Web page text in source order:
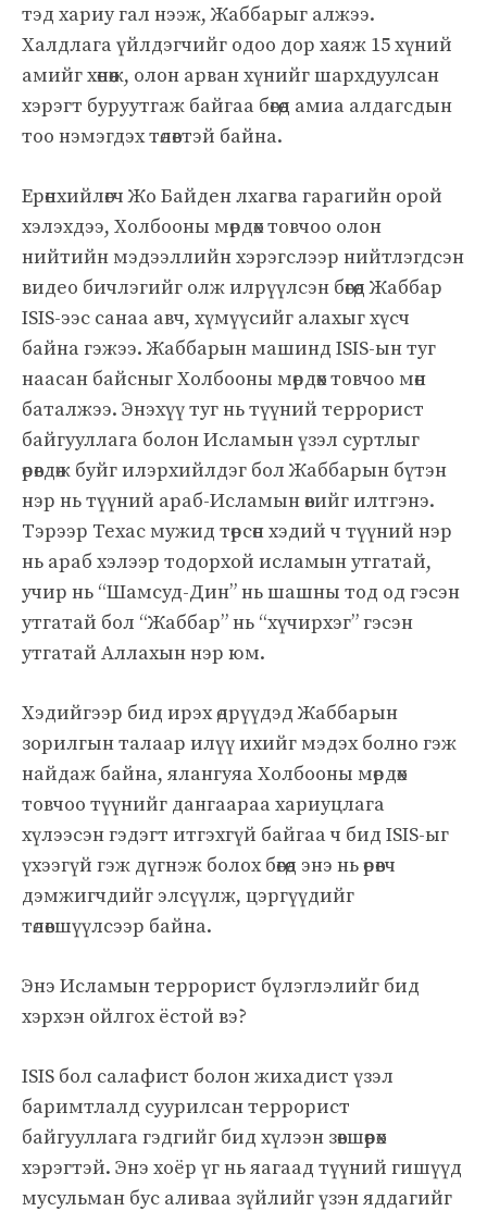
тэд хариу гал нээж, Жаббарыг алжээ.
Халдлага үйлдэгчийг одоо дор хаяж 15 хүний ​​
амийг хөнөөж, олон арван хүнийг шархдуулсан
хэрэгт буруутгаж байгаа бөгөөд амиа алдагсдын
тоо нэмэгдэх төлөвтэй байна.
Ерөнхийлөгч Жо Байден лхагва гарагийн орой
хэлэхдээ, Холбооны мөрдөх товчоо олон
нийтийн мэдээллийн хэрэгслээр нийтлэгдсэн
видео бичлэгийг олж илрүүлсэн бөгөөд Жаббар
ISIS-ээс санаа авч, хүмүүсийг алахыг хүсч
байна гэжээ. Жаббарын машинд ISIS-ын туг
наасан байсныг Холбооны мөрдөх товчоо мөн
баталжээ. Энэхүү туг нь түүний террорист
байгууллага болон Исламын үзэл суртлыг
өрөвдөж буйг илэрхийлдэг бол Жаббарын бүтэн
нэр нь түүний араб-Исламын өвийг илтгэнэ.
Тэрээр Техас мужид төрсөн хэдий ч түүний нэр
нь араб хэлээр тодорхой исламын утгатай,
учир нь “Шамсуд-Дин” нь шашны тод од гэсэн
утгатай бол “Жаббар” нь “хүчирхэг” гэсэн
утгатай Аллахын нэр юм.
Хэдийгээр бид ирэх өдрүүдэд Жаббарын
зорилгын талаар илүү ихийг мэдэх болно гэж
найдаж байна, ялангуяа Холбооны мөрдөх
товчоо түүнийг дангаараа хариуцлага
хүлээсэн гэдэгт итгэхгүй байгаа ч бид ISIS-ыг
үхээгүй гэж дүгнэж болох бөгөөд энэ нь өрөвч
дэмжигчдийг элсүүлж, цэргүүдийг
төлөвшүүлсээр байна.
Энэ Исламын террорист бүлэглэлийг бид
хэрхэн ойлгох ёстой вэ?
ISIS бол салафист болон жихадист үзэл
баримтлалд суурилсан террорист
байгууллага гэдгийг бид хүлээн зөвшөөрөх
хэрэгтэй. Энэ хоёр үг нь яагаад түүний гишүүд
мусульман бус аливаа зүйлийг үзэн яддагийг